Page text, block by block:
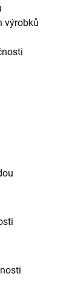
výrobků